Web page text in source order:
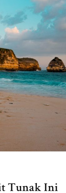
Tunak Ini